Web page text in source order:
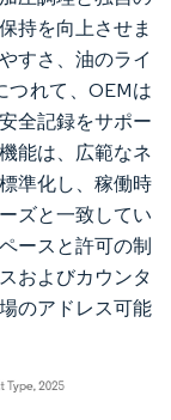
持を向上させま
すさ、油のライ
つれて、OEMは
全記録をサポー
能は、広範なネ
準化し、稼働時
ズと一致してい
ースと許可の制
およびカウンタ
のアドレス可能